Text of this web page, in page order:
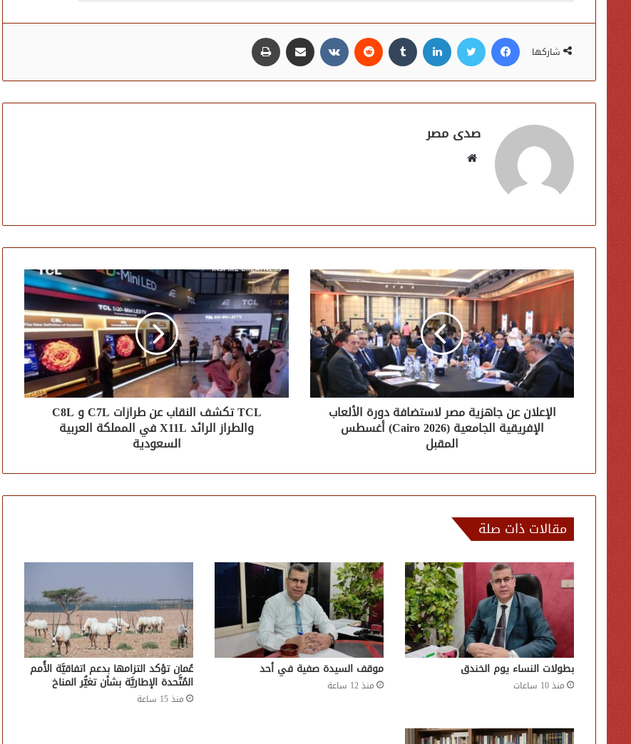
شاركها
فيسبوك تويتر لينكدإن مشاركة عبر البريد
صدى مصر
موقع
الإعلان عن جاهزية مصر لاستضافة دورة الألعاب
الإفريقية الجامعية (Cairo 2026) أغسطس
المقبل
TCL تكشف النقاب عن طرازات C7L و C8L
والطراز الرائد X11L في المملكة العربية
السعودية
مقالات ذات صلة
بطولات النساء يوم الخندق
منذ 10 ساعات
موقف السيدة صفية في أحد
منذ 12 ساعة
عُمان تؤكد التزامها بدعم اتفاقيَّة الأُمم
المُتَّحدة الإطاريَّة بشأن تغيُّر المناخ
منذ 15 ساعة